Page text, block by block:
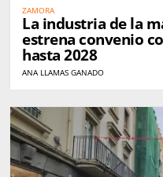
ZAMORA
La industria de la
estrena convenio
hasta 2028
ANA LLAMAS GANADO